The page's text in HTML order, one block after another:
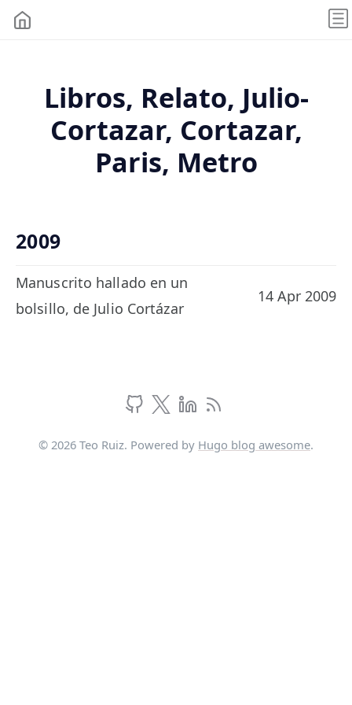
Libros, Relato, Julio-
Cortazar, Cortazar,
Paris, Metro
2009
Manuscrito hallado en un
bolsillo, de Julio Cortázar
14 Apr 2009
© 2026 Teo Ruiz. Powered by Hugo blog awesome.